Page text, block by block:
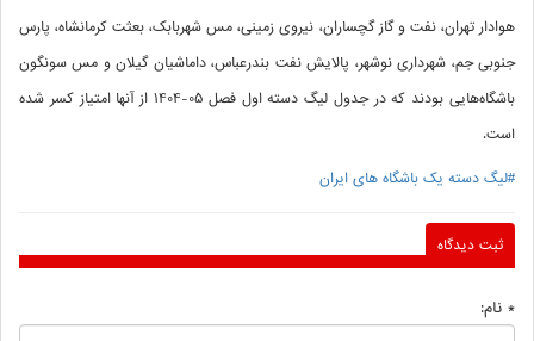
هوادار تهران، نفت و گاز گچساران، نیروی زمینی، مس شهربابک، بعثت کرمانشاه، پارس
جنوبی جم، شهرداری نوشهر، پالایش نفت بندرعباس، داماشیان گیلان و مس سونگون
باشگاه‌هایی بودند که در جدول لیگ دسته اول فصل 05-1404 از آنها امتیاز کسر شده
است.
#لیگ دسته یک باشگاه های ایران
ثبت دیدگاه
* نام: